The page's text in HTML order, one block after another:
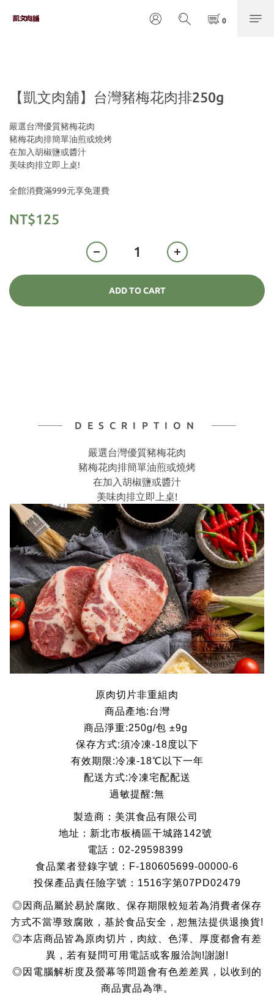
【凱文肉舖】台灣豬梅花肉排250g
嚴選台灣優質豬梅花肉
豬梅花肉排簡單油煎或燒烤
在加入胡椒鹽或醬汁
美味肉排立即上桌!
全館消費滿999元享免運費
NT$125
ADD TO CART
DESCRIPTION
嚴選台灣優質豬梅花肉
豬梅花肉排簡單油煎或燒烤
在加入胡椒鹽或醬汁
美味肉排立即上桌!
原肉切片非重組肉
商品產地:台灣
商品淨重:250g/包 ±9g
保存方式:須冷凍-18度以下
有效期限:冷凍-18℃以下一年
配送方式:冷凍宅配配送
過敏提醒:無
製造商：美淇食品有限公司
地址：新北市板橋區干城路142號
電話：02-29598399
食品業者登錄字號：F-180605699-00000-6
投保產品責任險字號：1516字第07PD02479
◎因商品屬於易於腐敗、保存期限較短若為消費者保存
方式不當導致腐敗，基於食品安全，恕無法提供退換貨!
◎本店商品皆為原肉切片，肉紋、色澤、厚度都會有差
異，若有疑問可用電話或客服洽詢!謝謝!
◎因電腦解析度及螢幕等問題會有色差差異，以收到的
商品實品為準。